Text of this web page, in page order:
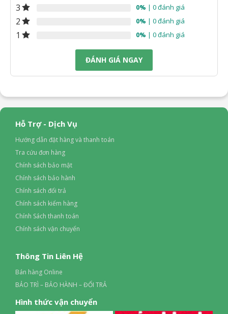
3 0% | 0 đánh giá
2 0% | 0 đánh giá
1 0% | 0 đánh giá
ĐÁNH GIÁ NGAY
Hỗ Trợ - Dịch Vụ
Hướng dẫn đặt hàng và thanh toán
Tra cứu đơn hàng
Chính sách bảo mật
Chính sách bảo hành
Chính sách đổi trả
Chính sách kiểm hàng
Chính Sách thanh toán
Chính sách vận chuyển
Thông Tin Liên Hệ
Bán hàng Online
BẢO TRÌ – BẢO HÀNH – ĐỔI TRẢ
Hình thức vận chuyển